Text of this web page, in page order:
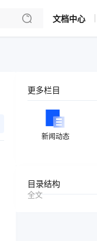
文档中心
更多栏目
新闻动态
目录结构
全文